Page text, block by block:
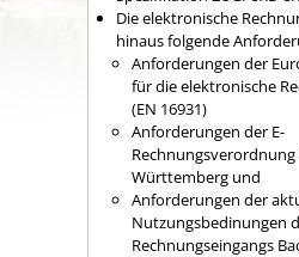
Die elektronische
hinaus folgende
Anforderungen der
für die elektronische
(EN 16931)
Anforderungen der E-
Rechnungsverordnung
Württemberg und
Anforderungen der
Nutzungsbedinungen
Rechnungseingangs